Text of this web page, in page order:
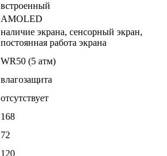
встроенный
AMOLED
наличие экрана, сенсорный экран,
постоянная работа экрана
WR50 (5 атм)
влагозащита
отсутствует
168
72
120